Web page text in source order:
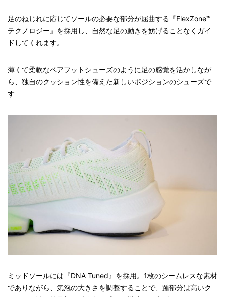
足のねじれに応じてソールの必要な部分が屈曲する『FlexZone™
テクノロジー』を採用し、自然な足の動きを妨げることなくガイ
ドしてくれます。
薄くて柔軟なベアフットシューズのように足の感覚を活かしなが
ら、独自のクッション性を備えた新しいポジションのシューズで
す
ミッドソールには『DNA Tuned』を採用。1枚のシームレスな素材
でありながら、気泡の大きさを調整することで、踵部分は高いク